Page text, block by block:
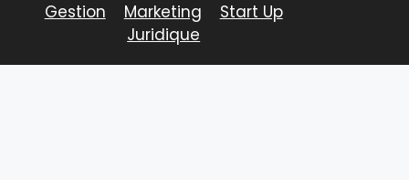
Gestion
Marketing
Start Up
Juridique